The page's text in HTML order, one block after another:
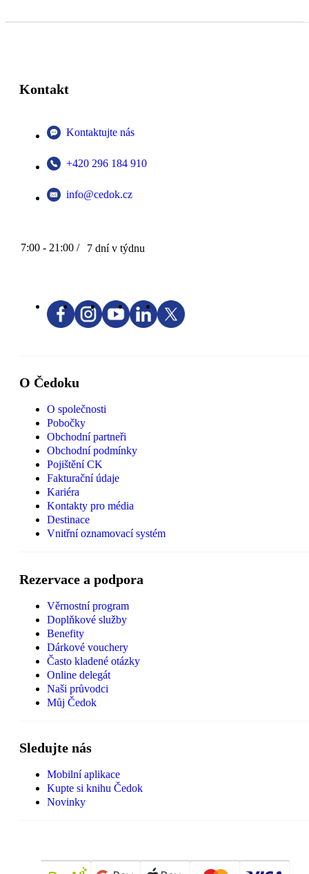
Kontakt
Kontaktujte nás
+420 296 184 910
info@cedok.cz
7:00 - 21:00 / 7 dní v týdnu
O Čedoku
O společnosti
Pobočky
Obchodní partneři
Obchodní podmínky
Pojištění CK
Fakturační údaje
Kariéra
Kontakty pro média
Destinace
Vnitřní oznamovací systém
Rezervace a podpora
Věrnostní program
Doplňkové služby
Benefity
Dárkové vouchery
Často kladené otázky
Online delegát
Naši průvodci
Můj Čedok
Sledujte nás
Mobilní aplikace
Kupte si knihu Čedok
Novinky